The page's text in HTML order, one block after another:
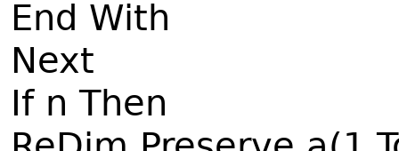
End With
Next
If n Then